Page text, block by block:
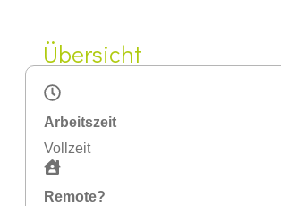
Übersicht
Arbeitszeit
Vollzeit
Remote?